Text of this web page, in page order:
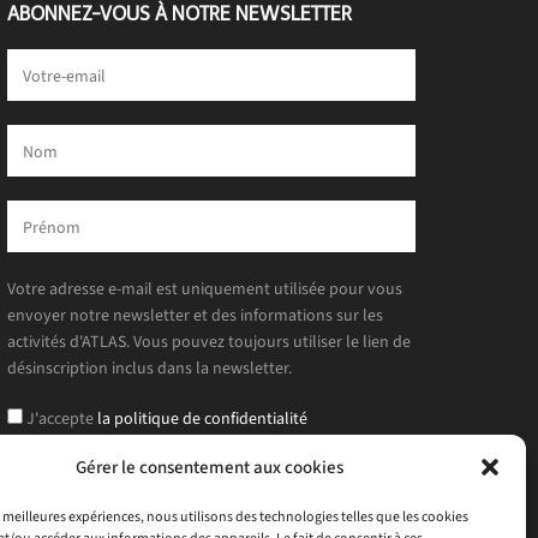
Gérer le consentement aux cookies
expériences, nous utilisons des technologies telles que les cookies
ABONNEZ-VOUS À NOTRE NEWSLETTER
Votre adresse e-mail est uniquement utilisée pour vous
envoyer notre newsletter et des informations sur les
activités d'ATLAS. Vous pouvez toujours utiliser le lien de
désinscription inclus dans la newsletter.
J'acceptela politique de confidentialité